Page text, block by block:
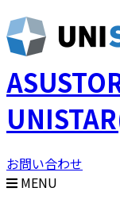
お問い合わせ
MENU